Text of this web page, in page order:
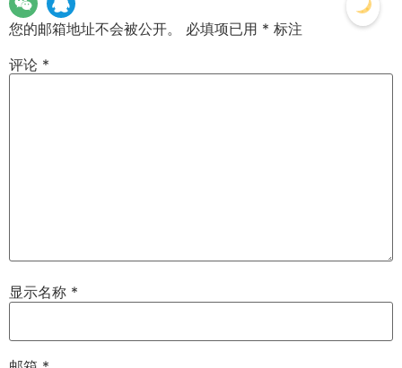
您的邮箱地址不会被公开。 必填项已用 * 标注
评论 *
显示名称 *